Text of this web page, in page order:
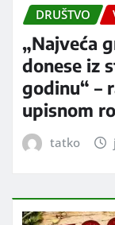
DRUŠTVO
„Najveća
donese iz
godinu“ –
upisnom
tatko